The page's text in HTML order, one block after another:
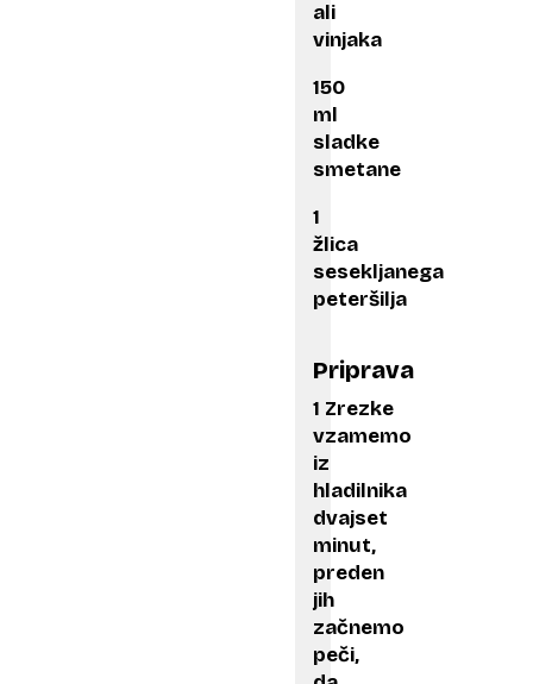
ali
vinjaka
150
ml
sladke
smetane
1
žlica
sesekljanega
peteršilja
Priprava
1 Zrezke
vzamemo
iz
hladilnika
dvajset
minut,
preden
jih
začnemo
peči,